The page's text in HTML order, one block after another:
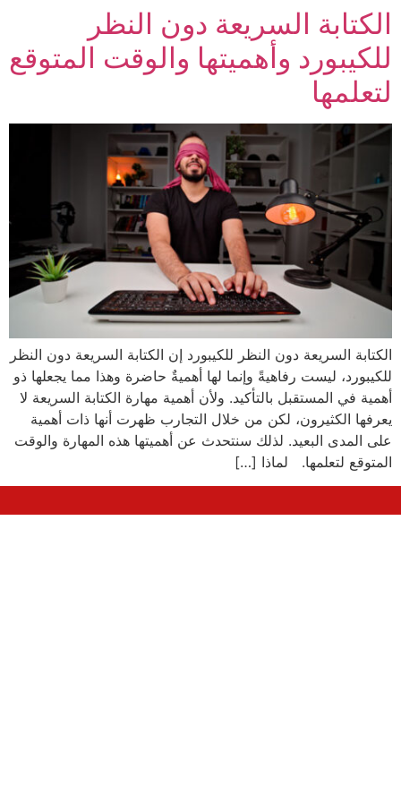
الكتابة السريعة دون النظر
للكيبورد وأهميتها والوقت المتوقع
لتعلمها
الكتابة السريعة دون النظر للكيبورد إن الكتابة السريعة دون النظر
للكيبورد، ليست رفاهيةً وإنما لها أهميةٌ حاضرة وهذا مما يجعلها ذو
أهمية في المستقبل بالتأكيد. ولأن أهمية مهارة الكتابة السريعة لا
يعرفها الكثيرون، لكن من خلال التجارب ظهرت أنها ذات أهمية
على المدى البعيد. لذلك سنتحدث عن أهميتها هذه المهارة والوقت
المتوقع لتعلمها. لماذا […]